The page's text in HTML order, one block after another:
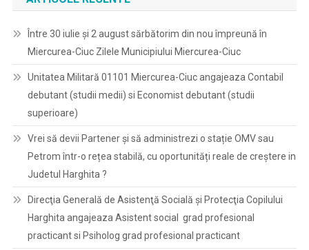
Între 30 iulie și 2 august sărbătorim din nou împreună în
Miercurea-Ciuc Zilele Municipiului Miercurea-Ciuc
Unitatea Militară 01101 Miercurea-Ciuc angajeaza Contabil
debutant (studii medii) si Economist debutant (studii
superioare)
Vrei să devii Partener și să administrezi o stație OMV sau
Petrom într-o rețea stabilă, cu oportunități reale de creștere in
Judetul Harghita ?
Direcţia Generală de Asistenţă Socială şi Protecţia Copilului
Harghita angajeaza Asistent social grad profesional
practicant si Psiholog grad profesional practicant